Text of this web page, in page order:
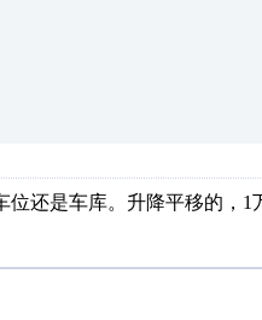
位还是车库。升降平移的，